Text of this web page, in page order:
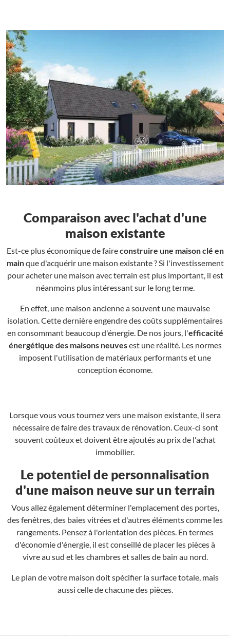
Comparaison avec l'achat d'une
maison existante
Est-ce plus économique de faireconstruire une maison clé en
mainque d'acquérir une maison existante ? Si l'investissement
pour acheter une maison avec terrain est plus important, il est
néanmoins plus intéressant sur le long terme.
En effet, une maison ancienne a souvent une mauvaise
isolation. Cette dernière engendre des coûts supplémentaires
en consommant beaucoup d'énergie. De nos jours, l'efficacité
énergétique des maisons neuvesest une réalité. Les normes
imposent l'utilisation de matériaux performants et une
conception économe.
Lorsque vous vous tournez vers une maison existante, il sera
nécessaire de faire des travaux de rénovation. Ceux-ci sont
souvent coûteux et doivent être ajoutés au prix de l'achat
immobilier.
Le potentiel de personnalisation
d'une maison neuve sur un terrain
Vous allez également déterminer l'emplacement des portes,
des fenêtres, des baies vitrées et d'autres éléments comme les
rangements. Pensez à l'orientation des pièces. En termes
d'économie d'énergie, il est conseillé de placer les pièces à
vivre au sud et les chambres et salles de bain au nord.
Le plan de votre maison doit spécifier la surface totale, mais
aussi celle de chacune des pièces.